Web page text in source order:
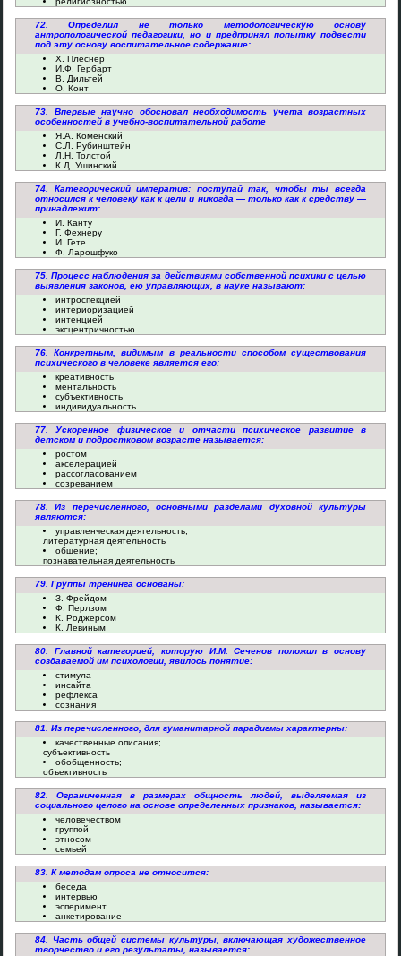
72. Определил не только методологическую основу
антропологической педагогики, но и предпринял попытку подвести
под эту основу воспитательное содержание:
Х. Плеснер
И.Ф. Гербарт
В. Дильтей
О. Конт
73. Впервые научно обосновал необходимость учета возрастных
особенностей в учебно-воспитательной работе
Я.А. Коменский
С.Л. Рубинштейн
Л.Н. Толстой
К.Д. Ушинский
74. Категорический императив: поступай так, чтобы ты всегда
относился к человеку как к цели и никогда — только как к средству —
принадлежит:
И. Канту
Г. Фехнеру
И. Гете
Ф. Ларошфуко
75. Процесс наблюдения за действиями собственной психики с целью
выявления законов, ею управляющих, в науке называют:
интроспекцией
интериоризацией
интенцией
эксцентричностью
76. Конкретным, видимым в реальности способом существования
психического в человеке является его:
креативность
ментальность
субъективность
индивидуальность
77. Ускоренное физическое и отчасти психическое развитие в
детском и подростковом возрасте называется:
ростом
акселерацией
рассогласованием
созреванием
78. Из перечисленного, основными разделами духовной культуры
являются:
управленческая деятельность;
литературная деятельность
общение;
познавательная деятельность
79. Группы тренинга основаны:
З. Фрейдом
Ф. Перлзом
К. Роджерсом
К. Левиным
80. Главной категорией, которую И.М. Сеченов положил в основу
создаваемой им психологии, явилось понятие:
стимула
инсайта
рефлекса
сознания
81. Из перечисленного, для гуманитарной парадигмы характерны:
качественные описания;
субъективность
обобщенность;
объективность
82. Ограниченная в размерах общность людей, выделяемая из
социального целого на основе определенных признаков, называется:
человечеством
группой
этносом
семьей
83. К методам опроса не относится:
беседа
интервью
эсперимент
анкетирование
84. Часть общей системы культуры, включающая художественное
творчество и его результаты, называется: